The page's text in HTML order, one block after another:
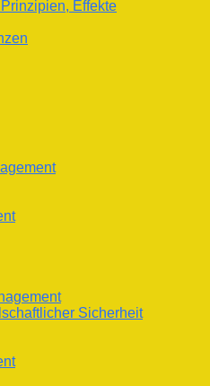
Effekte
Sicherheit